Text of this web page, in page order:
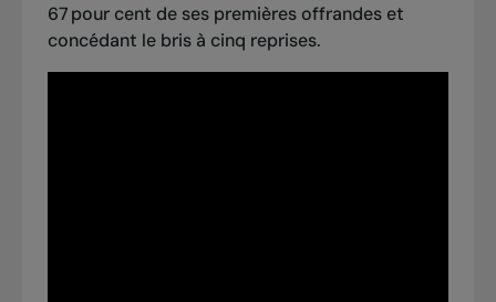
67 pour cent de ses premières offrandes et
concédant le bris à cinq reprises.